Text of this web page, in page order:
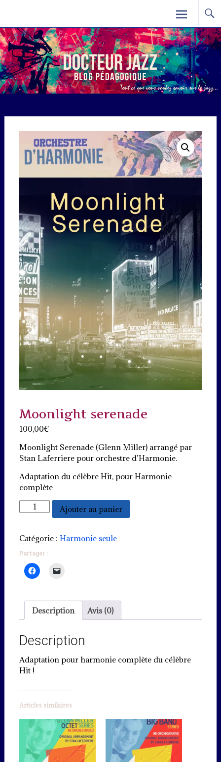
content
Moonlight serenade
100,00€
Moonlight Serenade (Glenn Miller) arrangé par
Stan Laferriere pour orchestre d’Harmonie.
Adaptation du célèbre Hit, pour Harmonie
complète
quantité
de
serenade
Ajouter au panier
Catégorie : Harmonie seule
Partager :
Description Avis (0)
Description
Adaptation pour harmonie complète du célèbre
Hit !
Articles similaires